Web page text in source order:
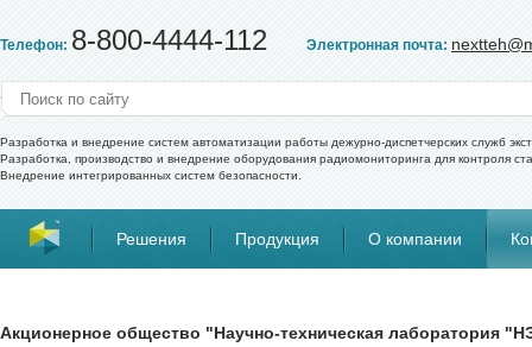
Телефон: 8-800-4444-112 Электронная почта:
Разработка и внедрение систем автоматизации работы дежурно-диспетчерских служб
Разработка, производство и внедрение оборудования радиомониторинга для контроля
Внедрение интегрированных систем безопасности.
Решения Продукция О компании
Акционерное общество "Научно-техническая лаборатория